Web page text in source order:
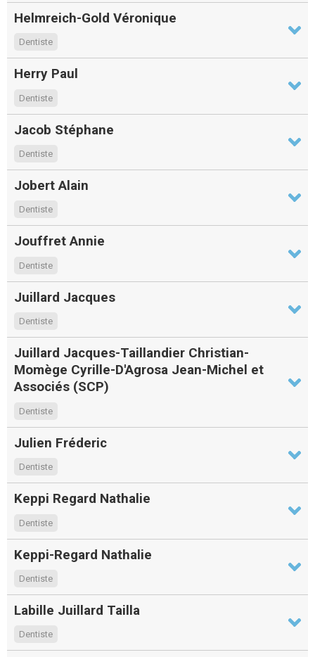
Helmreich-Gold Véronique
Dentiste
Herry Paul
Dentiste
Jacob Stéphane
Dentiste
Jobert Alain
Dentiste
Jouffret Annie
Dentiste
Juillard Jacques
Dentiste
Juillard Jacques-Taillandier Christian-
Momège Cyrille-D'Agrosa Jean-Michel et
Associés (SCP)
Dentiste
Julien Fréderic
Dentiste
Keppi Regard Nathalie
Dentiste
Keppi-Regard Nathalie
Dentiste
Labille Juillard Tailla
Dentiste